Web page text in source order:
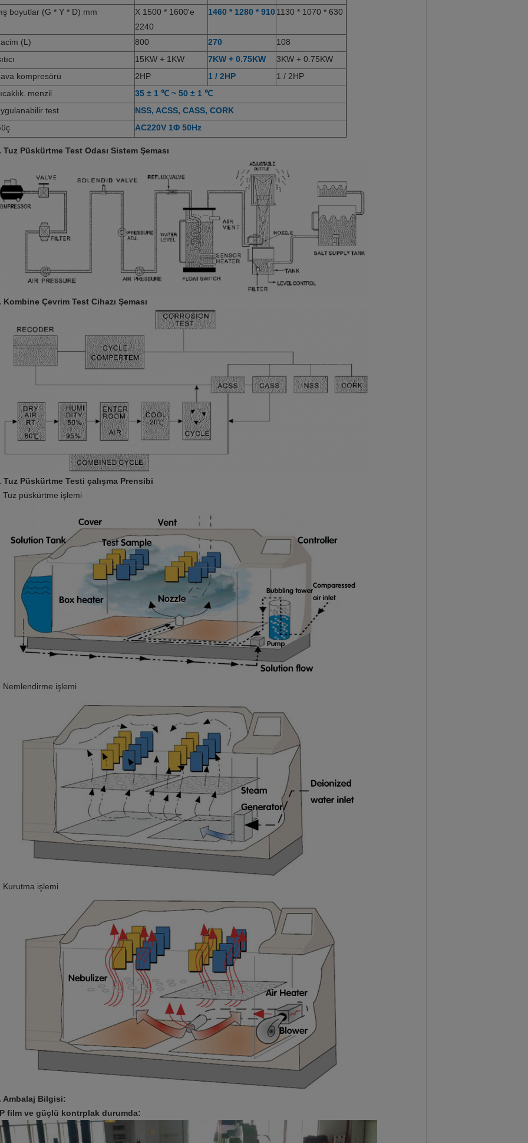
boyutlar (G * Y * D) mm
X 1500 * 1600'e
2240
1460 * 1280 * 9101130 * 1070 * 630
(L) 800 270
108
15KW + 1KW 7KW + 0.75KW
3KW + 0.75KW
kompresörü
2HP 1 / 2HP
1 / 2HP
menzil
35 ± 1 ℃ ~ 50 ± 1 ℃
test
NSS, ACSS, CASS, CORK
AC220V 1Φ 50Hz
Tuz Püskürtme Test Odası Sistem Şeması
Kombine Çevrim Test Cihazı Şeması
Tuz Püskürtme Testi çalışma Prensibi
Tuz püskürtme işlemi
Nemlendirme işlemi
Kurutma işlemi
Ambalaj Bilgisi:
film ve güçlü kontrplak durumda: